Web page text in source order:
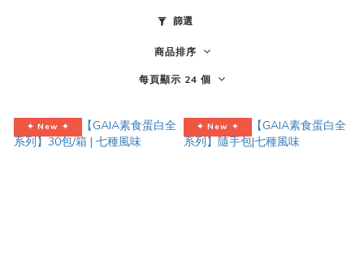
篩選
商品排序
每頁顯示 24 個
✦ New ✦ ✦ New ✦